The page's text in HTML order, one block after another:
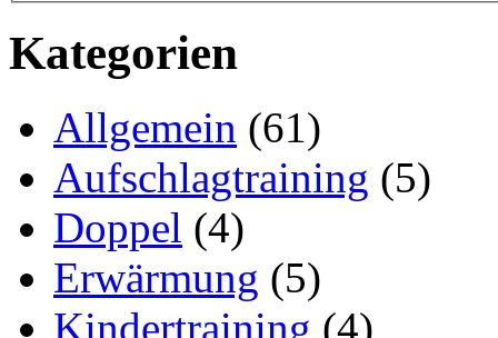
Kategorien
Allgemein (61)
Aufschlagtraining (5)
Doppel (4)
Erwärmung (5)
Kindertraining (4)